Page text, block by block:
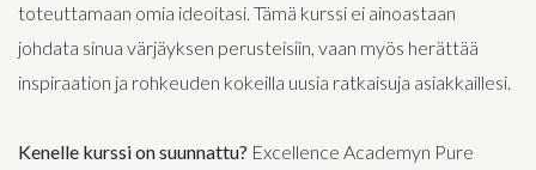
toteuttamaan omia ideoitasi. Tämä kurssi ei ainoastaan
johdata sinua värjäyksen perusteisiin, vaan myös herättää
inspiraation ja rohkeuden kokeilla uusia ratkaisuja asiakkaillesi.
Kenelle kurssi on suunnattu? Excellence Academyn Pure